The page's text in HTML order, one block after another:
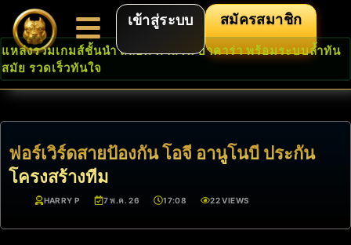
เข้าสู่ระบบ สมัครสมาชิก
แหล่งรวมเกมส์ชั้นนำ สล็อต คาสิโน บาคาร่า พร้อมระบบล้ำทัน
สมัย รวดเร็วทันใจ
ฟอร์เวิร์ดสายป้องกัน โอจี อานูโนบี ประกัน
โครงสร้างทีม
HARRY P 7 พ.ค. 26 17:08 22 VIEWS